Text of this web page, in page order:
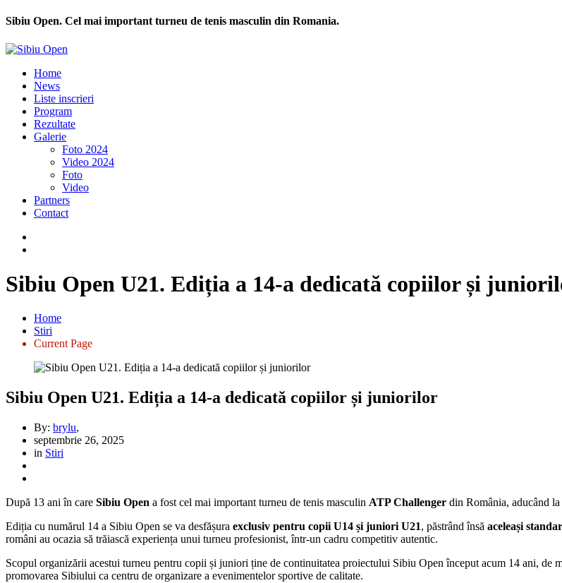
Sibiu Open. Cel mai important turneu de tenis masculin din Romania.
Home
News
Liste inscrieri
Program
Rezultate
Galerie
Foto 2024
Video 2024
Foto
Video
Partners
Contact
Sibiu Open U21. Ediția a 14-a dedicată copiilor și
Home
Stiri
Current Page
Sibiu Open U21. Ediția a 14-a dedicată copiilor și juniorilor
By: brylu,
septembrie 26, 2025
in Stiri
După 13 ani în care Sibiu Open a fost cel mai important turneu de tenis masculin ATP Challenger din România, aducând
Ediția cu numărul 14 a Sibiu Open se va desfășura exclusiv pentru copii U14 și juniori U21, păstrând însă aceleași
români au ocazia să trăiască experiența unui turneu profesionist, într-un cadru competitiv autentic.
Scopul organizării acestui turneu pentru copii și juniori ține de continuitatea proiectului Sibiu Open început acum 14 ani,
promovarea Sibiului ca centru de organizare a evenimentelor sportive de calitate.